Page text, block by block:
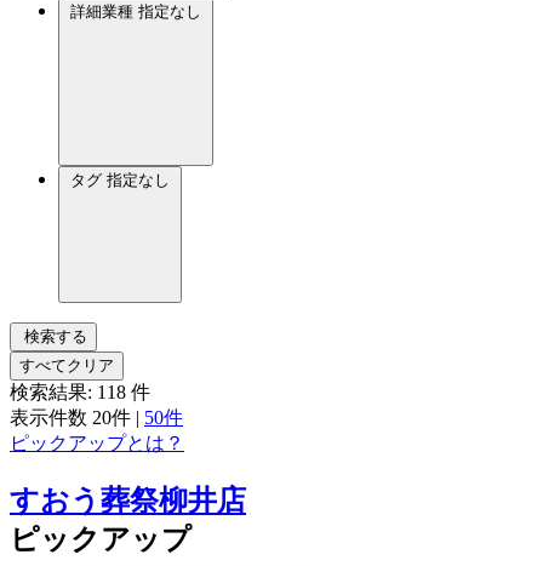
詳細業種 指定なし
タグ 指定なし
検索する
すべてクリア
検索結果: 118 件
表示件数 20件 | 50件
ピックアップとは？
すおう葬祭柳井店
ピックアップ